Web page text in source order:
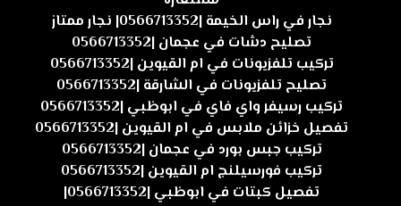
نجار في راس الخيمة |0566713352| نجار ممتاز
تصليح دشات في عجمان |0566713352
تركيب تلفزيونات في ام القيوين |0566713352
تصليح تلفزيونات في الشارقة |0566713352
تركيب رسيفر واي فاي في ابوظبي |0566713352
تفصيل خزائن ملابس في ام القيوين |0566713352
تركيب جبس بورد في عجمان |0566713352
تركيب فورسيلنج ام القيوين |0566713352
تفصيل كبتات في ابوظبي |0566713352|